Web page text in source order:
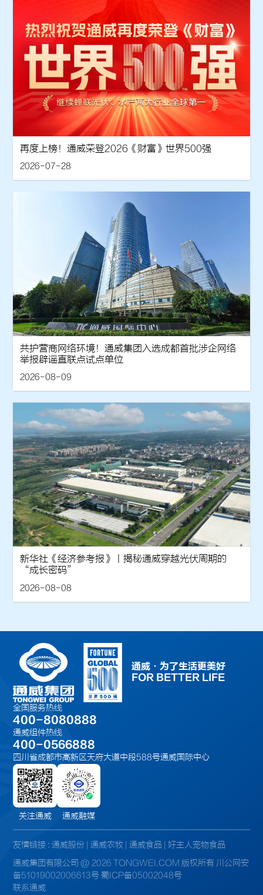
再度上榜！通威荣登2026《财富》世界500强
2026-07-28
共护营商网络环境！通威集团入选成都首批涉企网络
举报辟谣直联点试点单位
2026-08-09
新华社《经济参考报》丨揭秘通威穿越光伏周期的
“成长密码”
2026-08-08
通威·为了生活更美好
FOR BETTER LIFE
全国服务热线
400-8080888
通威组件热线
400-0566888
四川省成都市高新区天府大道中段588号通威国际中心
关注通威 通威融媒
友情链接 : 通威股份 通威农牧 通威食品
好主人宠物食品
通威集团有限公司 @ 2026 TONGWEI.COM 版权所有 川公网安
备51019002006613号 蜀ICP备05002048号
联系通威